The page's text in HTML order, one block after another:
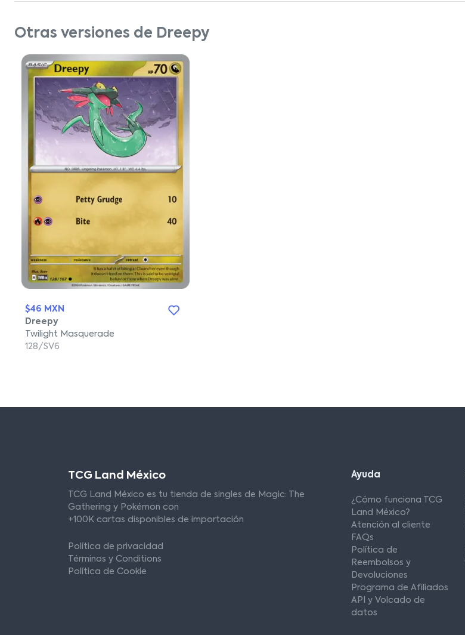
Otras versiones de Dreepy
$46 MXN
Dreepy
Twilight Masquerade
128/SV6
TCG Land México
TCG Land México es tu tienda de singles de Magic: The
Gathering y Pokémon con
+100K cartas disponibles de importación
Política de privacidad
Términos y Conditions
Política de Cookie
Ayuda
¿Cómo funciona TCG
Land México?
Atención al cliente
FAQs
Política de
Reembolsos y
Devoluciones
Programa de Afiliados
API y Volcado de
datos